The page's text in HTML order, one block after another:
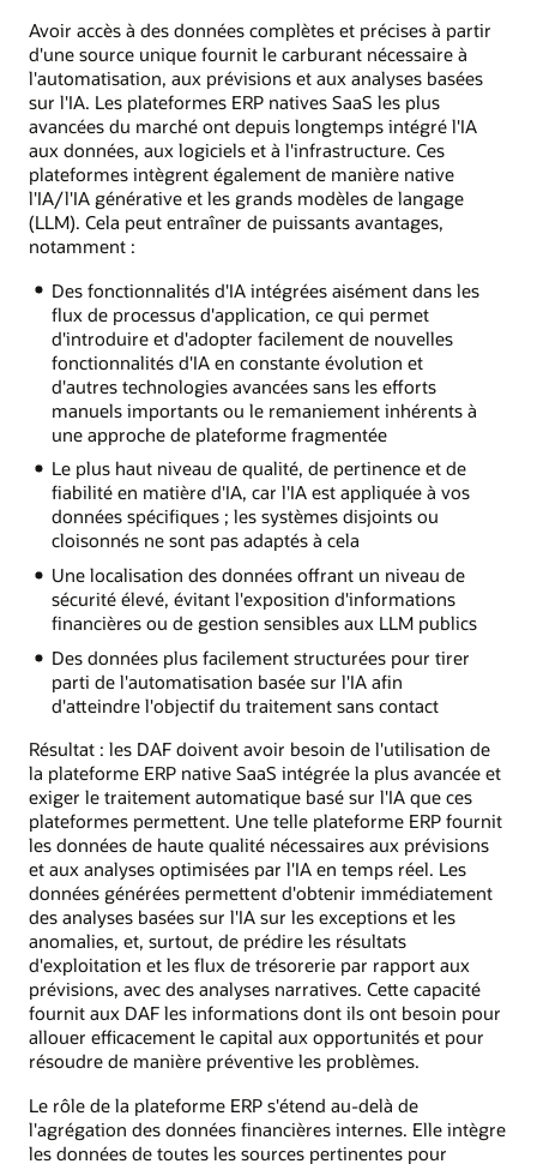
Avoir accès à des données complètes et précises à partir
d'une source unique fournit le carburant nécessaire à
l'automatisation, aux prévisions et aux analyses basées
sur l'IA. Les plateformes ERP natives SaaS les plus
avancées du marché ont depuis longtemps intégré l'IA
aux données, aux logiciels et à l'infrastructure. Ces
plateformes intègrent également de manière native
l'IA/l'IA générative et les grands modèles de langage
(LLM). Cela peut entraîner de puissants avantages,
notamment :
Des fonctionnalités d'IA intégrées aisément dans les
flux de processus d'application, ce qui permet
d'introduire et d'adopter facilement de nouvelles
fonctionnalités d'IA en constante évolution et
d'autres technologies avancées sans les efforts
manuels importants ou le remaniement inhérents à
une approche de plateforme fragmentée
Le plus haut niveau de qualité, de pertinence et de
fiabilité en matière d'IA, car l'IA est appliquée à vos
données spécifiques ; les systèmes disjoints ou
cloisonnés ne sont pas adaptés à cela
Une localisation des données offrant un niveau de
sécurité élevé, évitant l'exposition d'informations
financières ou de gestion sensibles aux LLM publics
Des données plus facilement structurées pour tirer
parti de l'automatisation basée sur l'IA afin
d'atteindre l'objectif du traitement sans contact
Résultat : les DAF doivent avoir besoin de l'utilisation de
la plateforme ERP native SaaS intégrée la plus avancée et
exiger le traitement automatique basé sur l'IA que ces
plateformes permettent. Une telle plateforme ERP fournit
les données de haute qualité nécessaires aux prévisions
et aux analyses optimisées par l'IA en temps réel. Les
données générées permettent d'obtenir immédiatement
des analyses basées sur l'IA sur les exceptions et les
anomalies, et, surtout, de prédire les résultats
d'exploitation et les flux de trésorerie par rapport aux
prévisions, avec des analyses narratives. Cette capacité
fournit aux DAF les informations dont ils ont besoin pour
allouer efficacement le capital aux opportunités et pour
résoudre de manière préventive les problèmes.
Le rôle de la plateforme ERP s'étend au-delà de
l'agrégation des données financières internes. Elle intègre
les données de toutes les sources pertinentes pour